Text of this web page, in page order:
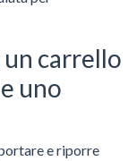
carrello
uno
e riporre